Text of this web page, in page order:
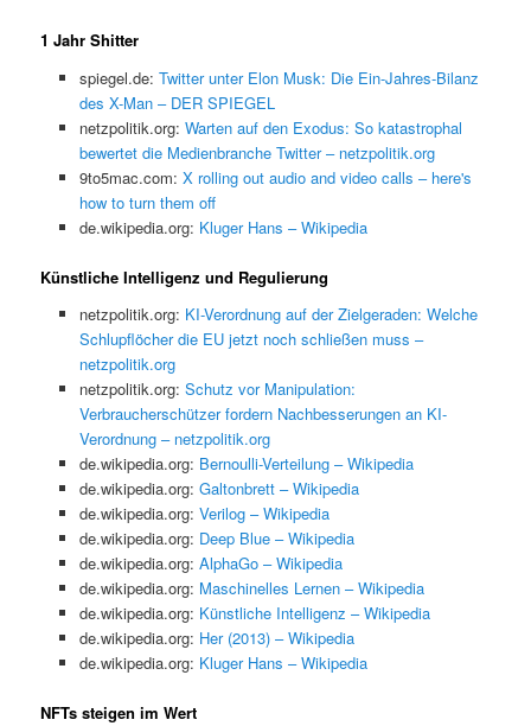
1 Jahr Shitter
spiegel.de: Twitter unter Elon Musk: Die Ein-Jahres-Bilanz
des X-Man – DER SPIEGEL
netzpolitik.org: Warten auf den Exodus: So katastrophal
bewertet die Medienbranche Twitter – netzpolitik.org
9to5mac.com: X rolling out audio and video calls – here's
how to turn them off
de.wikipedia.org: Kluger Hans – Wikipedia
Künstliche Intelligenz und Regulierung
netzpolitik.org: KI-Verordnung auf der Zielgeraden: Welche
Schlupflöcher die EU jetzt noch schließen muss –
netzpolitik.org
netzpolitik.org: Schutz vor Manipulation:
Verbraucherschützer fordern Nachbesserungen an KI-
Verordnung – netzpolitik.org
de.wikipedia.org: Bernoulli-Verteilung – Wikipedia
de.wikipedia.org: Galtonbrett – Wikipedia
de.wikipedia.org: Verilog – Wikipedia
de.wikipedia.org: Deep Blue – Wikipedia
de.wikipedia.org: AlphaGo – Wikipedia
de.wikipedia.org: Maschinelles Lernen – Wikipedia
de.wikipedia.org: Künstliche Intelligenz – Wikipedia
de.wikipedia.org: Her (2013) – Wikipedia
de.wikipedia.org: Kluger Hans – Wikipedia
NFTs steigen im Wert